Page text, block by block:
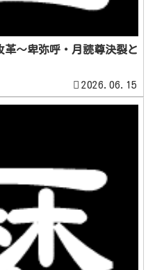
～卑弥呼・月読尊決裂と
2026.06.15